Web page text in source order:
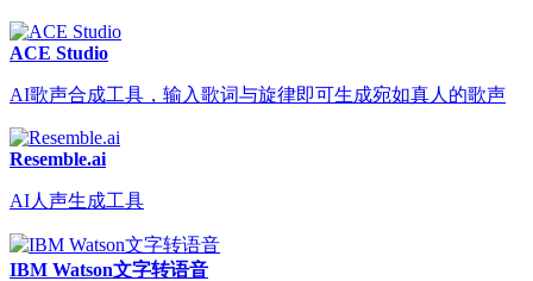
ACE Studio
AI歌声合成工具，输入歌词与旋律即可生成宛如真人的歌声
Resemble.ai
AI人声生成工具
IBM Watson文字转语音